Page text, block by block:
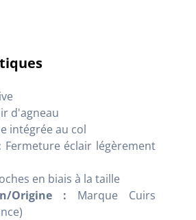
d'agneau
intégrée au col
Fermeture éclair légèrement
en biais à la taille
Origine : Marque Cuirs